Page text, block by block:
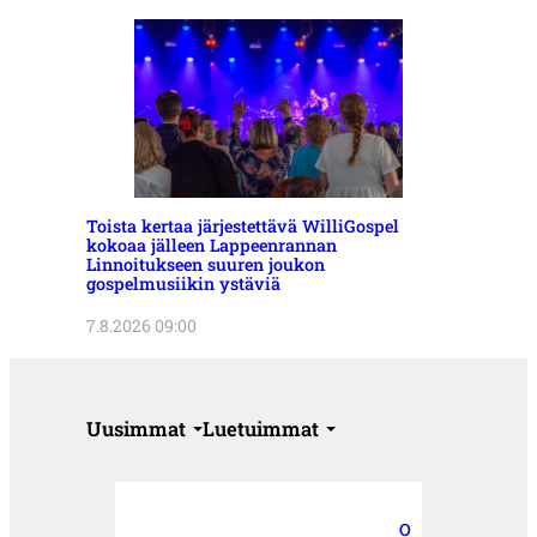
Toista kertaa järjestettävä WilliGospel
kokoaa jälleen Lappeenrannan
Linnoitukseen suuren joukon
gospelmusiikin ystäviä
7.8.2026 09:00
Uusimmat Luetuimmat
O